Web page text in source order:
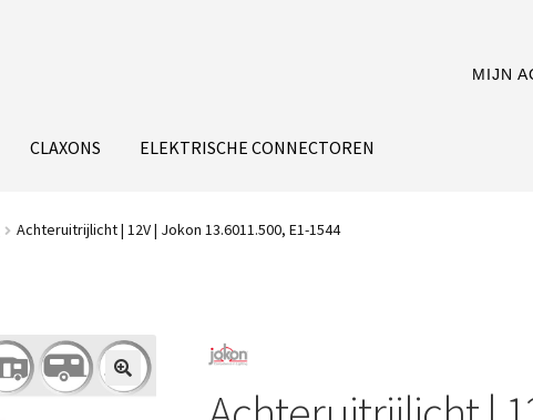
MIJN
CLAXONS ELEKTRISCHE CONNECTOREN
Achteruitrijlicht | 12V | Jokon 13.6011.500, E1-1544